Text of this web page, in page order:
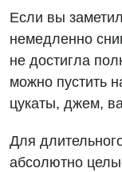
Если вы
немедленно
не достигла
можно пустить
цукаты, джем,
Для
абсолютно